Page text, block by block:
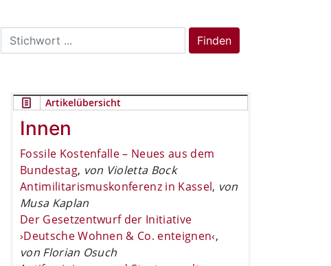
Search
for:
Finden
Artikelübersicht
Innen
Fossile Kostenfalle – Neues aus dem
Bundestag, von Violetta Bock
Antimilitarismuskonferenz in Kassel, von
Musa Kaplan
Der Gesetzentwurf der Initiative
›Deutsche Wohnen & Co. enteignen‹,
von Florian Osuch